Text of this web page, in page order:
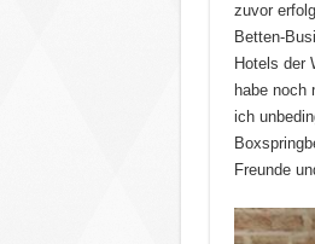
zuvor
Betten-
Hotels der
habe noch
ich
Freunde